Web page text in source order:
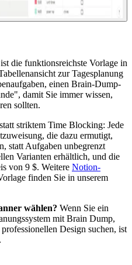
die funktionsreichste Vorlage in
zur Tagesplanung
einen Brain-Dump-
damit Sie immer wissen,
sollten.
statt striktem Time Blocking: Jede
die dazu ermutigt,
statt Aufgaben unbegrenzt
Varianten erhältlich, und die
von 9 $. Weitere Notion-
finden Sie in unserem
wählen? Wenn Sie ein
mit Brain Dump,
Design suchen, ist